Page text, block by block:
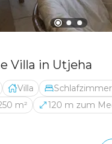
Villa in Utjeha
Villa
m²
120 m zum